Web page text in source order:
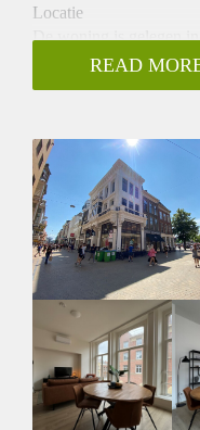
Locatie
De woning is gelegen
In de directe omgeving
restaurants, cafés en
Indeling
De moderne keuken is
inductiekookplaat,
Ook is de was/
badkamer is keurig
voorzien. Daarnaast is
lichtinval. De woning
Huurprijs
- De huurprijs van
€1.468.50,- incl. water,
Vanwege het hoge
iedereen reageren. Wij
READ